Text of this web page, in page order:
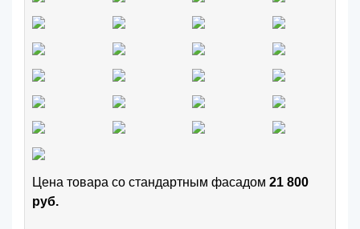
Цена товара cо стандартным фасадом 21 800
руб.